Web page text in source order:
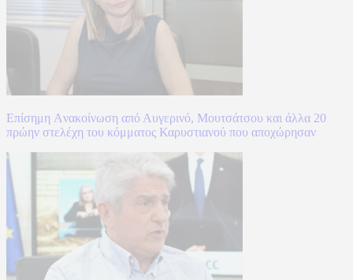
Επίσημη Aνακοίνωση από Αυγερινό, Μουτσάτσου και άλλα 20
πρώην στελέχη του κόμματος Καρυστιανού που αποχώρησαν